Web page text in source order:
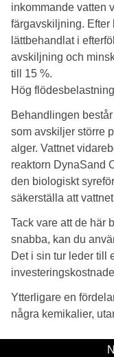
inkommande vatten
färgavskiljning. Efter
lättbehandlat i
avskiljning och
till 15 %.
Hög
Behandlingen
som avskiljer större
alger. Vattnet
reaktorn DynaSand
den biologiskt
säkerställa att
Tack vare att de här
snabba, kan du
Det i sin tur leder till
Ytterligare en
några kemikalier,